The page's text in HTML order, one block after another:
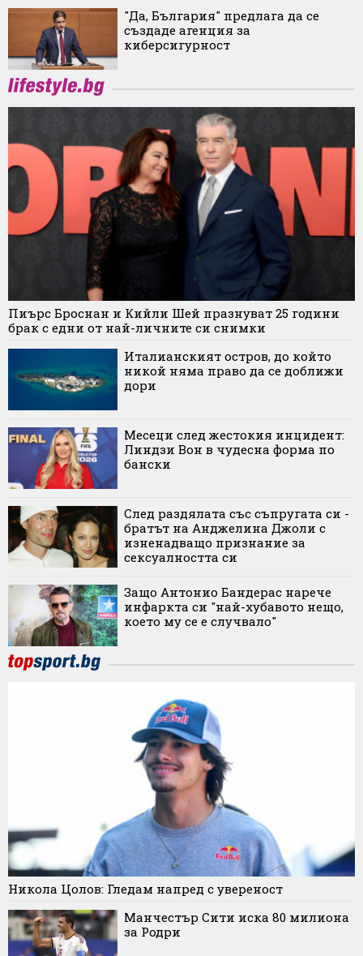
"Да, България" предлага да се
създаде агенция за
киберсигурност
Пиърс Броснан и Кийли Шей празнуват 25 години
брак с едни от най-личните си снимки
Италианският остров, до който
никой няма право да се доближи
дори
Месеци след жестокия инцидент:
Линдзи Вон в чудесна форма по
бански
След раздялата със съпругата си -
братът на Анджелина Джоли с
изненадващо признание за
сексуалността си
Защо Антонио Бандерас нарече
инфаркта си "най-хубавото нещо,
което му се е случвало"
Никола Цолов: Гледам напред с увереност
Манчестър Сити иска 80 милиона
за Родри